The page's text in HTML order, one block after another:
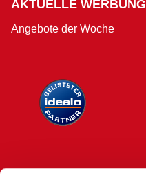
AKTUELLE WERBUNG
Angebote der Woche